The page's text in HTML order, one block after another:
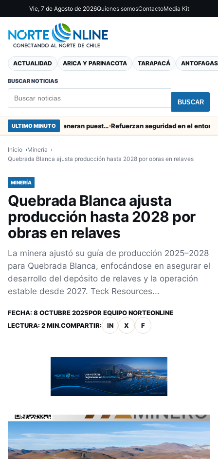
Vie, 7 de Agosto de 2026Quienes somosContactoMedia Kit
ACTUALIDAD ARICA Y PARINACOTA TARAPACÁ
BUSCAR NOTICIAS
BUSCAR
ULTIMO MINUTO Obras de Aguas del Altiplano en Arica generan puestos de trabajo Refuerzan seguridad en el entorno
Inicio
Minería
Quebrada Blanca ajusta producción hasta 2028 por obras en relaves
MINERÍA
Quebrada Blanca ajusta
producción hasta 2028 por
obras en relaves
La minera ajustó su guía de producción 2025–2028
para Quebrada Blanca, enfocándose en asegurar el
desarrollo del depósito de relaves y la operación
estable desde 2027. Teck Resources...
FECHA: 8 OCTUBRE 2025POR EQUIPO NORTEONLINE
LECTURA: 2 MIN.COMPARTIR: IN X F